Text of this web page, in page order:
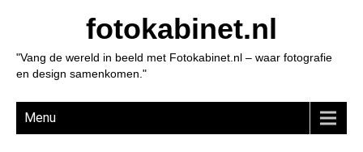
fotokabinet.nl
"Vang de wereld in beeld met Fotokabinet.nl – waar fotografie
en design samenkomen."
Menu